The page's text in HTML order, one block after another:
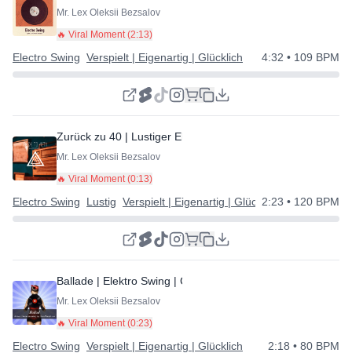
Mr. Lex Oleksii Bezsalov
🔥 Viral Moment (2:13)
Electro Swing Verspielt | Eigenartig | Glücklich 4:32 • 109 BPM
Zurück zu 40 | Lustiger Elektro-Swing
Mr. Lex Oleksii Bezsalov
🔥 Viral Moment (0:13)
Electro Swing Lustig Verspielt | Eigenartig | Glücklich
2:23 • 120 BPM
Ballade | Elektro Swing | Cool
Mr. Lex Oleksii Bezsalov
🔥 Viral Moment (0:23)
Electro Swing Verspielt | Eigenartig | Glücklich 2:18 • 80 BPM